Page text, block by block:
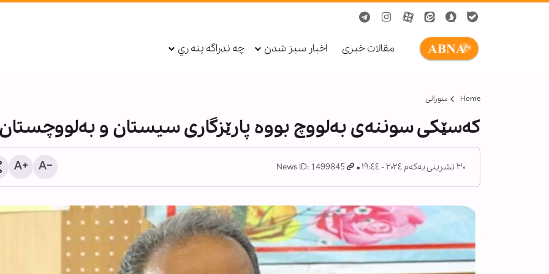
مقالات خبری اخبار سبز شدن چه ندراگه ينه ري
Home سورانی
کەسێکی سوننەی بەلووچ بووە پارێزگاری سیستان و بەلووچستان
٣٠ تشرینی یەکەم ٢٠٢٤ - ١٩:٤٤ News ID: 1499845
یەپەژە تەڤلی وەزارەتی
سووریا دەبێت